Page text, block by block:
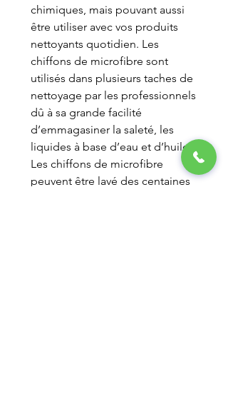
chimiques, mais pouvant aussi
être utiliser avec vos produits
nettoyants quotidien. Les
chiffons de microfibre sont
utilisés dans plusieurs taches de
nettoyage par les professionnels
dû à sa grande facilité
d’emmagasiner la saleté, les
liquides à base d’eau et d’huile.
Les chiffons de microfibre
peuvent être lavé des centaines